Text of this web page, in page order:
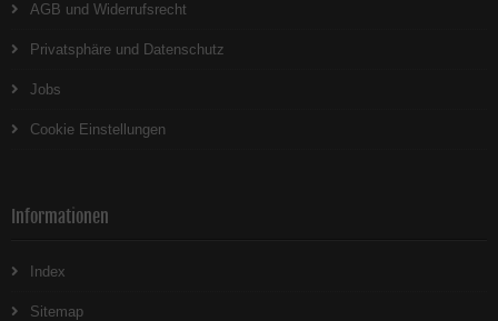
AGB und Widerrufsrecht
Privatsphäre und Datenschutz
Jobs
Cookie Einstellungen
Informationen
Index
Sitemap